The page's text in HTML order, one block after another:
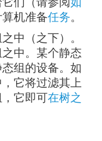
机准备任务。
中（之下）。
中。某个静态
组的设备。如
它将过滤其上
它即可在树之